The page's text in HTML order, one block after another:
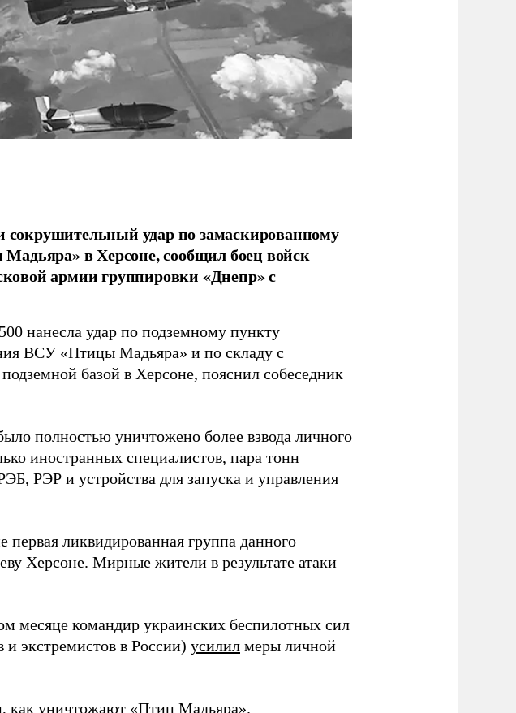
удар по замаскированному
в Херсоне, сообщил боец войск
армии группировки «Днепр» с
нанесла удар по подземному пункту
ВСУ «Птицы Мадьяра» и по складу с
базой в Херсоне, пояснил собеседник
полностью уничтожено более взвода личного
иностранных специалистов, пара тонн
РЭР и устройства для запуска и управления
ликвидированная группа данного
Херсоне. Мирные жители в результате атаки
месяце командир украинских беспилотных сил
и экстремистов в России) усилил меры личной
, как уничтожают «Птиц Мадьяра».